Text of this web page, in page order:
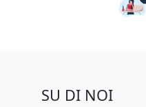
SU DI NOI